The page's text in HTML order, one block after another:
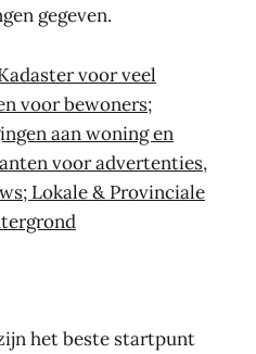
gegeven.
voor veel
voor bewoners;
aan woning en
voor advertenties,
Lokale & Provinciale
het beste startpunt